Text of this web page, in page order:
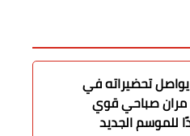
تحضيراته في
مران صباحي قوي
للموسم الجديد